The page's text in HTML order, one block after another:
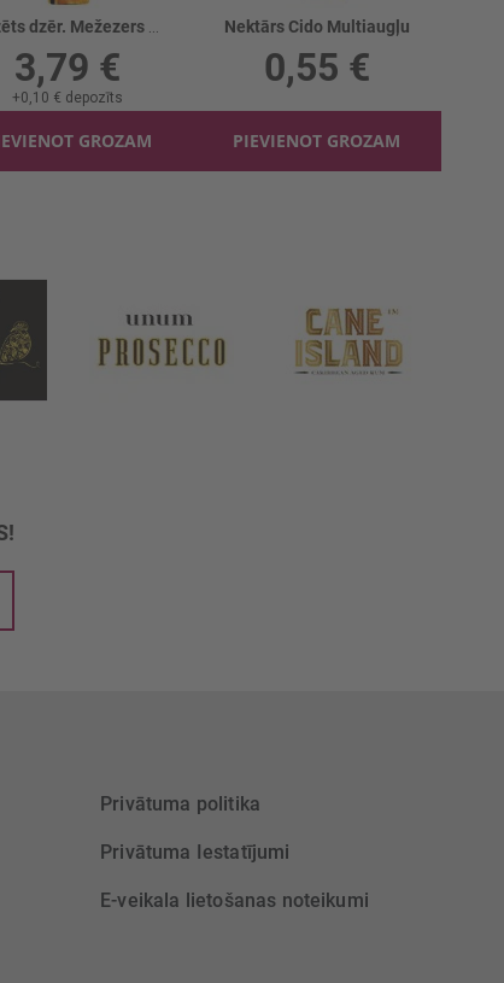
Gāzēts dzēr. Mežezers Spritz apelsīns
3,79 €
+0,10 € depozīts
GROZAM
Nektārs Cido Multiaugļu
0,55 €
PIEVIENOT GROZAM
Privātuma politika
Privātuma Iestatījumi
E-veikala lietošanas noteikumi